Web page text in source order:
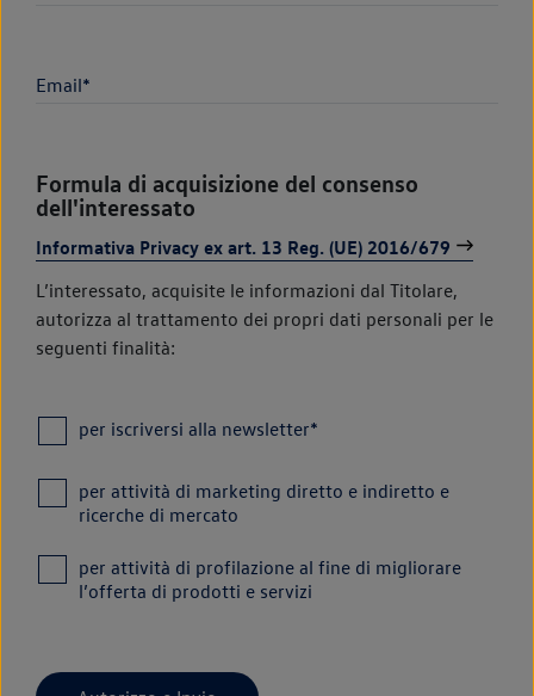
Email*
Formula di acquisizione del consenso
dell'interessato
Informativa Privacy ex art. 13 Reg. (UE) 2016/679
L’interessato, acquisite le informazioni dal Titolare,
autorizza al trattamento dei propri dati personali per le
seguenti finalità:
per iscriversi alla newsletter*
per attività di marketing diretto e indiretto e
ricerche di mercato
per attività di profilazione al fine di migliorare
l’offerta di prodotti e servizi